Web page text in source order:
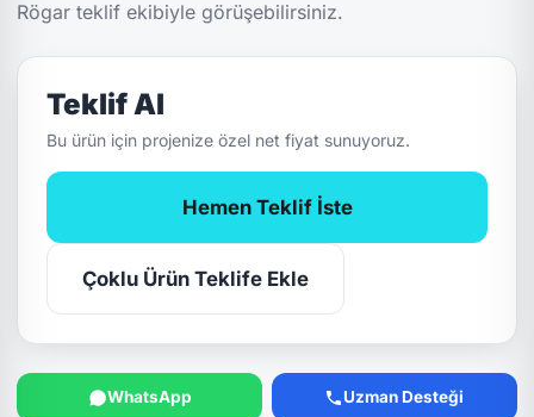
Rögar teklif ekibiyle görüşebilirsiniz.
Teklif Al
Bu ürün için projenize özel net fiyat sunuyoruz.
Hemen Teklif İste
Çoklu Ürün Teklife Ekle
WhatsApp Uzman Desteği